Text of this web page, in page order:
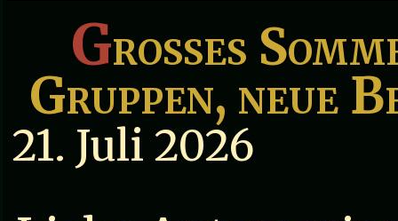
Großes
Gruppen, neue
21. Juli 2026